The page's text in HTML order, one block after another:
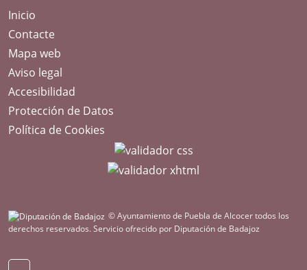
Inicio
Contacte
Mapa web
Aviso legal
Accesibilidad
Protección de Datos
Política de Cookies
© Ayuntamiento de Puebla de Alcocer todos los
derechos reservados.Servicio ofrecido por Diputación de Badajoz